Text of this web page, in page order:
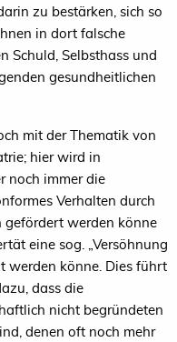
zu bestärken, sich so
in dort falsche
Schuld, Selbsthass und
gesundheitlichen
mit der Thematik von
hier wird in
noch immer die
Verhalten durch
werden könne
eine sog. „Versöhnung
werden könne. Dies führt
dass die
nicht begründeten
denen oft noch mehr